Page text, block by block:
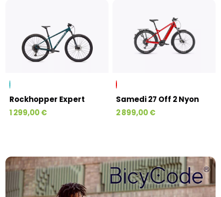
Rockhopper Expert
1 299,00 €
Samedi 27 Off 2 Nyon
2 899,00 €